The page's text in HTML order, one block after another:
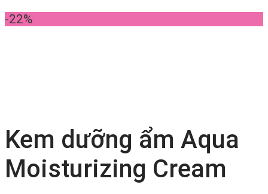
-22%
Kem dưỡng ẩm Aqua
Moisturizing Cream